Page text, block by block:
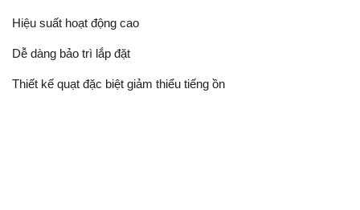
Hiệu suất hoạt động cao
Dễ dàng bảo trì lắp đặt
Thiết kế quạt đặc biệt giảm thiểu tiếng ồn